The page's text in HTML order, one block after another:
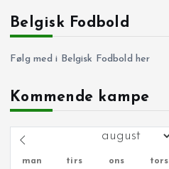
Belgisk Fodbold
Følg med i Belgisk Fodbold her
Kommende kampe
man tirs ons tors